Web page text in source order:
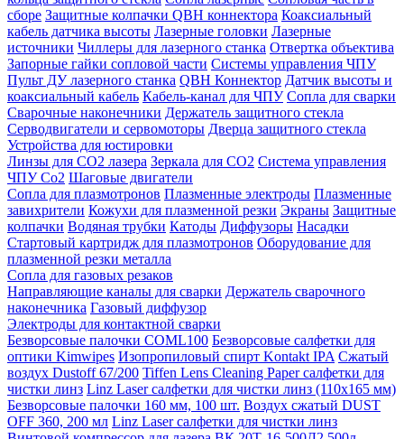
сборе Защитные колпачки QBH коннектора Коаксиальный
кабель датчика высоты Лазерные головки Лазерные
источники Чиллеры для лазерного станка Отвертка объектива
Запорные гайки сопловой части Системы управления ЧПУ
Пульт ДУ лазерного станка QBH Коннектор Датчик высоты и
коаксиальный кабель Кабель-канал для ЧПУ Сопла для сварки
Сварочные наконечники Держатель защитного стекла
Серводвигатели и сервомоторы Дверца защитного стекла
Устройства для юстировки
Линзы для СО2 лазера Зеркала для СО2 Система управления
ЧПУ Co2 Шаговые двигатели
Сопла для плазмотронов Плазменные электроды Плазменные
завихрители Кожухи для плазменной резки Экраны Защитные
колпачки Водяная трубки Катоды Диффузоры Насадки
Стартовый картридж для плазмотронов Оборудование для
плазменной резки металла
Сопла для газовых резаков
Направляющие каналы для сварки Держатель сварочного
наконечника Газовый диффузор
Электроды для контактной сварки
Безворсовые палочки COML100 Безворсовые салфетки для
оптики Kimwipes Изопропиловый спирт Kontakt IPA Сжатый
воздух Dustoff 67/200 Tiffen Lens Cleaning Paper салфетки для
чистки линз Linz Laser салфетки для чистки линз (110х165 мм)
Безворсовые палочки 160 мм, 100 шт. Воздух сжатый DUST
OFF 360, 200 мл Linz Laser салфетки для чистки линз